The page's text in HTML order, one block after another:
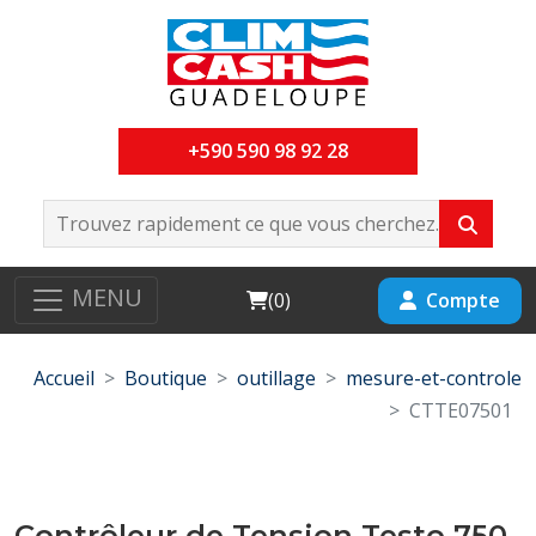
+590 590 98 92 28
MENU Cart
(0) Compte
Accueil Boutique outillage
mesure-et-controle
CTTE07501